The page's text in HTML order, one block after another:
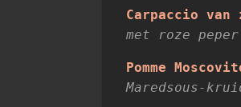
Carpaccio van
met roze
Pomme
Maredsous-